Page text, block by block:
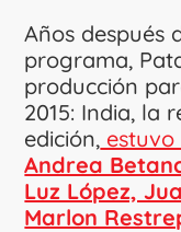
Años después
programa,
producción
2015: India, la
edición,
Andrea
Luz López,
Marlon